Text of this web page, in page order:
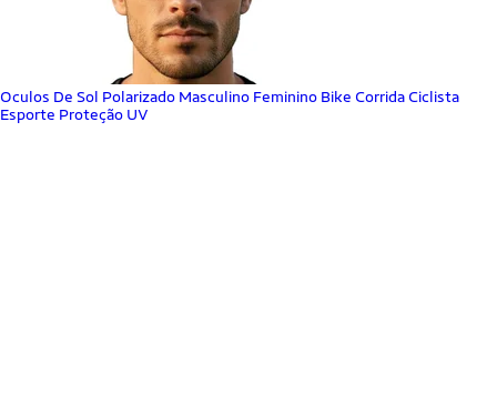
Oculos De Sol Polarizado Masculino Feminino Bike Corrida Ciclista
Esporte Proteção UV